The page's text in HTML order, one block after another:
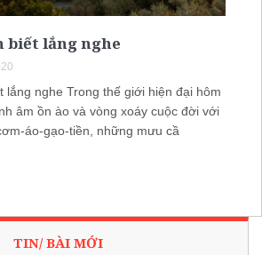
biết lắng nghe
lắng nghe Trong thế giới hiện đại hôm
âm ồn ào và vòng xoáy cuộc đời với
áo-gạo-tiền, những mưu cầ
TIN/ BÀI MỚI